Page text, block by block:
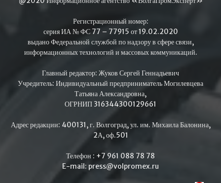
Регистрационный номер:
серия ИА № ФС 77 – 77915 от 19.02.2020
выдано Федеральной службой по надзору в сфере связи,
информационных технологий и массовых коммуникаций.
Главный редактор: Жуков Сергей Геннадьевич
Учредитель: Индивидуальный предприниматель Могилевцева
Татьяна Александровна,
ОГРНИП 316344300129661
Адрес редакции: 400131, г. Волгоград, ул. им. Михаила Балонина,
2А, оф.501
Телефон : +7 961 088 78 78
E-mail: press@volpromex.ru